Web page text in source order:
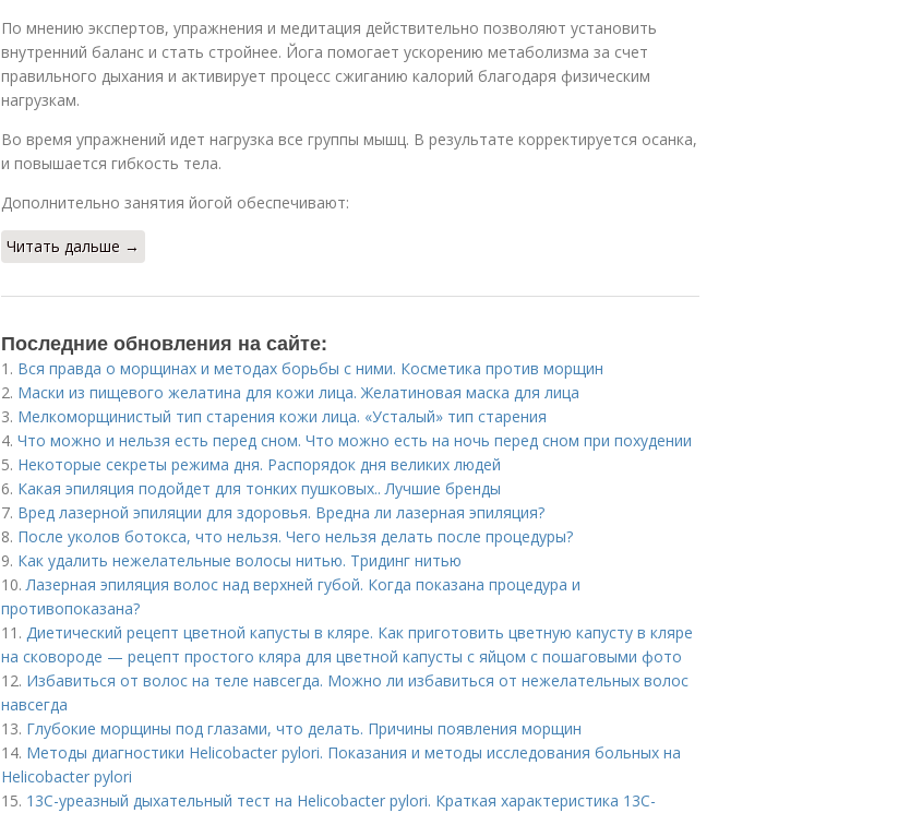
По мнению экспертов, упражнения и медитация действительно позволяют установить
внутренний баланс и стать стройнее. Йога помогает ускорению метаболизма за счет
правильного дыхания и активирует процесс сжиганию калорий благодаря физическим
нагрузкам.
Во время упражнений идет нагрузка все группы мышц. В результате корректируется осанка,
и повышается гибкость тела.
Дополнительно занятия йогой обеспечивают:
Читать дальше →
Последние обновления на сайте:
1. Вся правда о морщинах и методах борьбы с ними. Косметика против морщин
2. Маски из пищевого желатина для кожи лица. Желатиновая маска для лица
3. Мелкоморщинистый тип старения кожи лица. «Усталый» тип старения
4. Что можно и нельзя есть перед сном. Что можно есть на ночь перед сном при похудении
5. Некоторые секреты режима дня. Распорядок дня великих людей
6. Какая эпиляция подойдет для тонких пушковых.. Лучшие бренды
7. Вред лазерной эпиляции для здоровья. Вредна ли лазерная эпиляция?
8. После уколов ботокса, что нельзя. Чего нельзя делать после процедуры?
9. Как удалить нежелательные волосы нитью. Тридинг нитью
10.Лазерная эпиляция волос над верхней губой. Когда показана процедура и
противопоказана?
11. Диетический рецепт цветной капусты в кляре. Как приготовить цветную капусту в кляре
на сковороде — рецепт простого кляра для цветной капусты с яйцом с пошаговыми фото
12. Избавиться от волос на теле навсегда. Можно ли избавиться от нежелательных волос
навсегда
13. Глубокие морщины под глазами, что делать. Причины появления морщин
14. Методы диагностики Helicobacter pylori. Показания и методы исследования больных на
Helicobacter pylori
15. 13С-уреазный дыхательный тест на Helicobacter pylori. Краткая характеристика 13С-